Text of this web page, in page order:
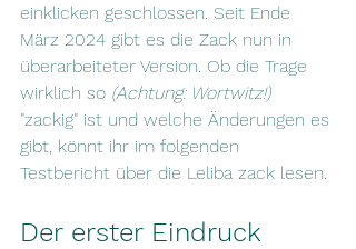
einklicken geschlossen. Seit Ende
März 2024 gibt es die Zack nun in
überarbeiteter Version. Ob die Trage
wirklich so (Achtung: Wortwitz!)
"zackig" ist und welche Änderungen es
gibt, könnt ihr im folgenden
Testbericht über die Leliba zack lesen.
Der erster Eindruck